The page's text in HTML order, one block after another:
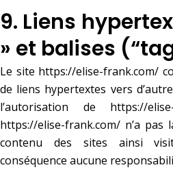
9. Liens
» et balises
Le site https://elise-frank.com/
de liens hypertextes vers
l’autorisation de https://
https://elise-frank.com/ n’a pas
contenu des sites ainsi
conséquence aucune